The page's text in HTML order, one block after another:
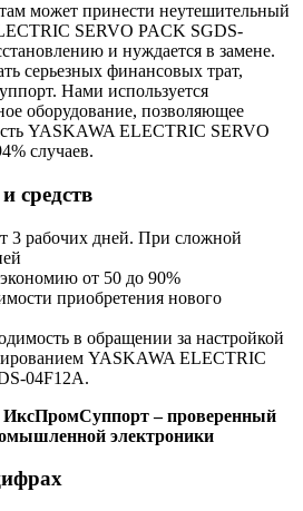
может принести неутешительный
SERVO PACK SGDS-
и нуждается в замене.
серьезных финансовых трат,
Нами используется
оборудование, позволяющее
YASKAWA ELECTRIC SERVO
случаев.
средств
3 рабочих дней. При сложной
от 50 до 90%
приобретения нового
в обращении за настройкой
YASKAWA ELECTRIC
04F12A.
– проверенный
электроники